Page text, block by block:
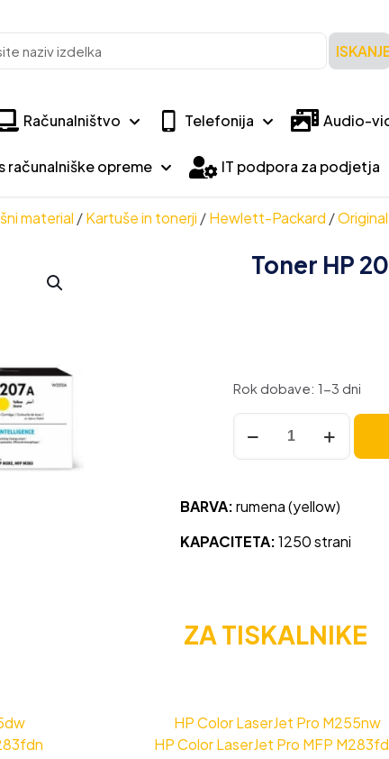
Računalništvo Telefonija Audio-
računalniške opreme IT podpora za podjetja
material / Kartuše in tonerji / Hewlett-Packard /
Toner HP
Rok dobave: 1-3 dni
Toner
HP
207A
rumena,
količina
BARVA:rumena (yellow)
KAPACITETA:1250 strani
ZA TISKALNIKE
HP Color LaserJet Pro M255nw
HP Color LaserJet Pro MFP